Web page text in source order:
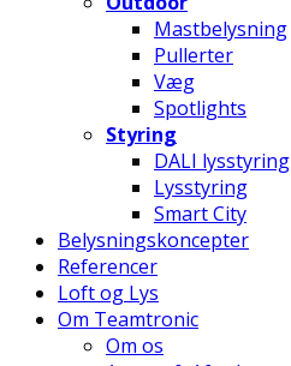
Mastbelysning
Pullerter
Væg
Spotlights
Styring
DALI lysstyring
Lysstyring
Smart City
Belysningskoncepter
Referencer
Loft og Lys
Om Teamtronic
Om os